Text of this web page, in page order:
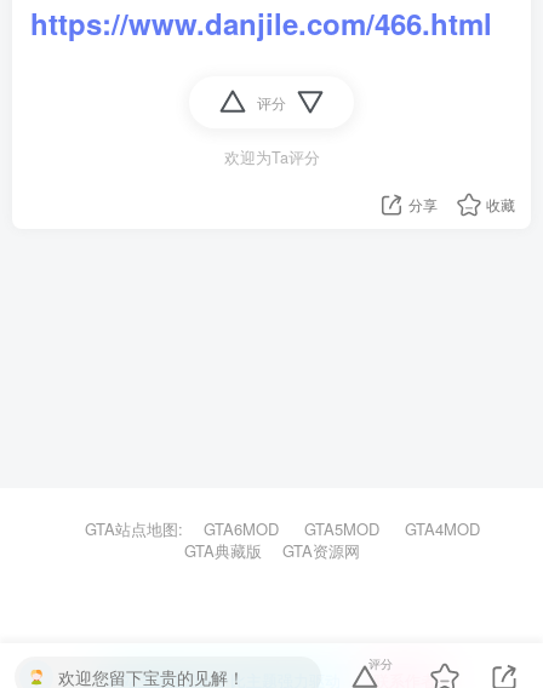
https://www.danjile.com/466.html
评分
欢迎为Ta评分
分享 收藏
GTA站点地图: GTA6MOD GTA5MOD
GTA4MOD
GTA典藏版
GTA资源网
欢迎您留下宝贵的见解！
评分
本站主题由Zibll子比主题强力驱动 联系作者